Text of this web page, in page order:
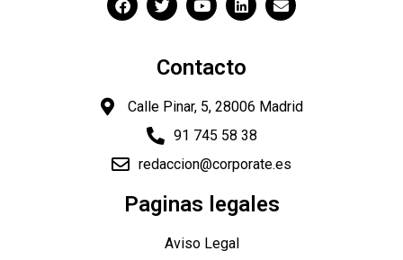
Contacto
Calle Pinar, 5, 28006 Madrid
91 745 58 38
redaccion@corporate.es
Paginas legales
Aviso Legal